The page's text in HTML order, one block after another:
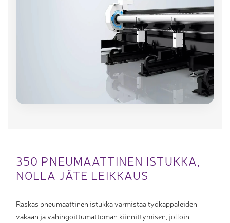
350 PNEUMAATTINEN ISTUKKA,
NOLLA JÄTE LEIKKAUS
Raskas pneumaattinen istukka varmistaa työkappaleiden
vakaan ja vahingoittumattoman kiinnittymisen, jolloin